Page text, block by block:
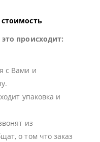
стоимость
происходит:
с Вами и
упаковка и
из
о том что заказ